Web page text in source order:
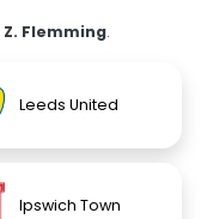
Z. Flemming.
Leeds United
Ipswich Town